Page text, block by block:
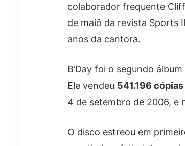
colaborador frequente
de maiô da revista Sports
anos da cantora.
B’Day foi o segundo
Ele vendeu 541.196 cópias
4 de setembro de 2006, e
O disco estreou em